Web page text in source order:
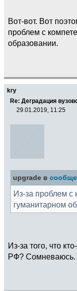
Вот-вот. Вот
проблем с
образовании.
kry
Re: Деградация
29.01.2019, 11:25
upgrade в
Из-за проблем
гуманитарном
Из-за того, что
РФ? Сомневаюсь.